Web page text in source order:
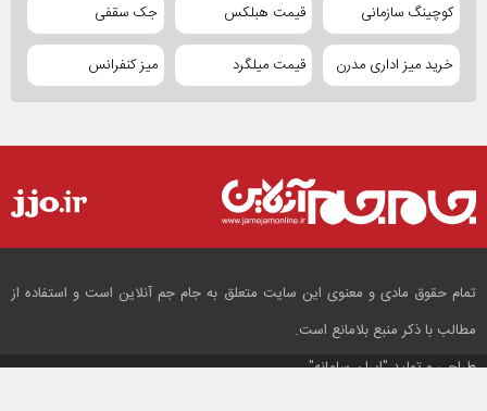
کوچینگ سازمانی قیمت هبلکس جک سقفی
خرید میز اداری مدرن قیمت میلگرد میز کنفرانس
تمام حقوق مادی و معنوی این سایت متعلق به جام جم آنلاین است و استفاده از
مطالب با ذکر منبع بلامانع است.
طراحی و تولید"ایران سامانه"